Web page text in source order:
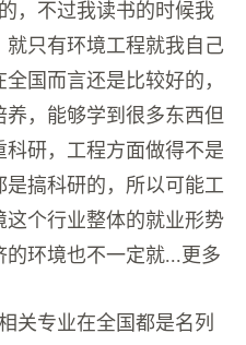
，不过我读书的时候我
只有环境工程就我自己
国而言还是比较好的，
，能够学到很多东西但
研，工程方面做得不是
搞科研的，所以可能工
个行业整体的就业形势
环境也不一定就...更多
关专业在全国都是名列